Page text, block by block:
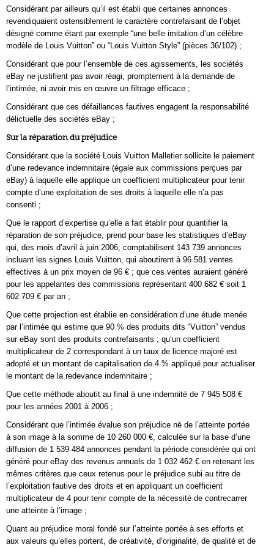
Considérant par ailleurs qu’il est établi que certaines annonces
revendiquaient ostensiblement le caractère contrefaisant de l’objet
désigné comme étant par exemple “une belle imitation d’un célèbre
modèle de Louis Vuitton” ou “Louis Vuitton Style” (pièces 36/102) ;
Considérant que pour l’ensemble de ces agissements, les sociétés
eBay ne justifient pas avoir réagi, promptement à la demande de
l’intimée, ni avoir mis en œuvre un filtrage efficace ;
Considérant que ces défaillances fautives engagent la responsabilité
délictuelle des sociétés eBay ;
Sur la réparation du préjudice
Considérant que la société Louis Vuitton Malletier sollicite le paiement
d’une redevance indemnitaire (égale aux commissions perçues par
eBay) à laquelle elle applique un coefficient multiplicateur pour tenir
compte d’une exploitation de ses droits à laquelle elle n’a pas
consenti ;
Que le rapport d’expertise qu’elle a fait établir pour quantifier la
réparation de son préjudice, prend pour base les statistiques d’eBay
qui, des mois d’avril à juin 2006, comptabilisent 143 739 annonces
incluant les signes Louis Vuitton, qui aboutirent à 96 581 ventes
effectives à un prix moyen de 96 € ; que ces ventes auraient généré
pour les appelantes des commissions représentant 400 682 € soit 1
602 709 € par an ;
Que cette projection est établie en considération d’une étude menée
par l’intimée qui estime que 90 % des produits dits “Vuitton” vendus
sur eBay sont des produits contrefaisants ; qu’un coefficient
multiplicateur de 2 correspondant à un taux de licence majoré est
adopté et un montant de capitalisation de 4 % appliqué pour actualiser
le montant de la redevance indemnitaire ;
Que cette méthode aboutit au final à une indemnité de 7 945 508 €
pour les années 2001 à 2006 ;
Considérant que l’intimée évalue son préjudice né de l’atteinte portée
à son image à la somme de 10 260 000 €, calculée sur la base d’une
diffusion de 1 539 484 annonces pendant la période considérée qui ont
généré pour eBay des revenus annuels de 1 032 462 € en retenant les
mêmes critères que ceux retenus pour le préjudice subi au titre de
l’exploitation fautive des droits et en appliquant un coefficient
multiplicateur de 4 pour tenir compte de la nécessité de contrecarrer
une atteinte à l’image ;
Quant au préjudice moral fondé sur l’atteinte portée à ses efforts et
aux valeurs qu’elles portent, de créativité, d’originalité, de qualité et de